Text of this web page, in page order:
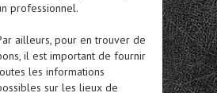
professionnel.
ailleurs, pour en trouver de
il est important de fournir
les informations
sur les lieux de